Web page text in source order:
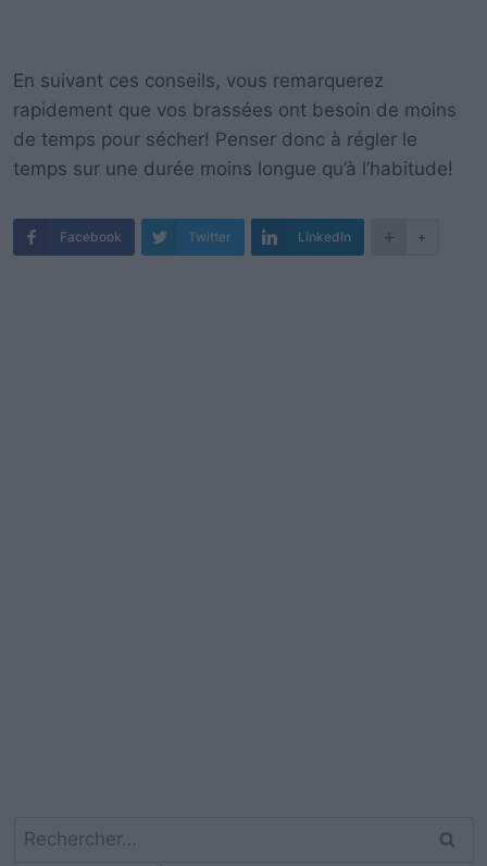
En suivant ces conseils, vous remarquerez
rapidement que vos brassées ont besoin de moins
de temps pour sécher! Penser donc à régler le
temps sur une durée moins longue qu’à l’habitude!
Facebook Twitter LinkedIn +
Rechercher :